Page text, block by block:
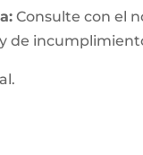
: Consulte con el
de